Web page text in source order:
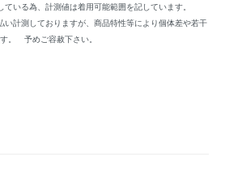
いる為、計測値は着用可能範囲を記しています。
い計測しておりますが、商品特性等により個体差や若干
。 予めご容赦下さい。